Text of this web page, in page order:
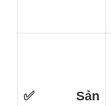
✅
Sản